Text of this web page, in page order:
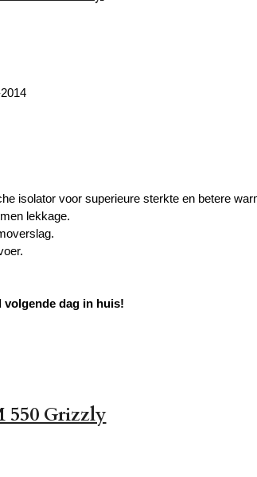
isolator voor superieure sterkte en betere
lekkage.
volgende dag in huis!
550 Grizzly